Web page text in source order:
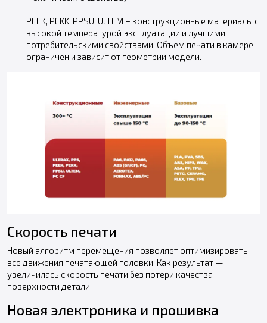
PEEK, PEKK, PPSU, ULTEM – конструкционные материалы с
высокой температурой эксплуатации и лучшими
потребительскими свойствами. Объем печати в камере
ограничен и зависит от геометрии модели.
Скорость печати
Новый алгоритм перемещения позволяет оптимизировать
все движения печатающей головки. Как результат —
увеличилась скорость печати без потери качества
поверхности детали.
Новая электроника и прошивка